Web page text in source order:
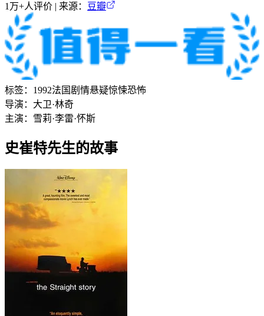
1万+人评价 | 来源： 豆瓣
标签： 1992法国 剧情悬疑惊悚恐怖
导演： 大卫·林奇
主演： 雪莉·李雷·怀斯
史崔特先生的故事